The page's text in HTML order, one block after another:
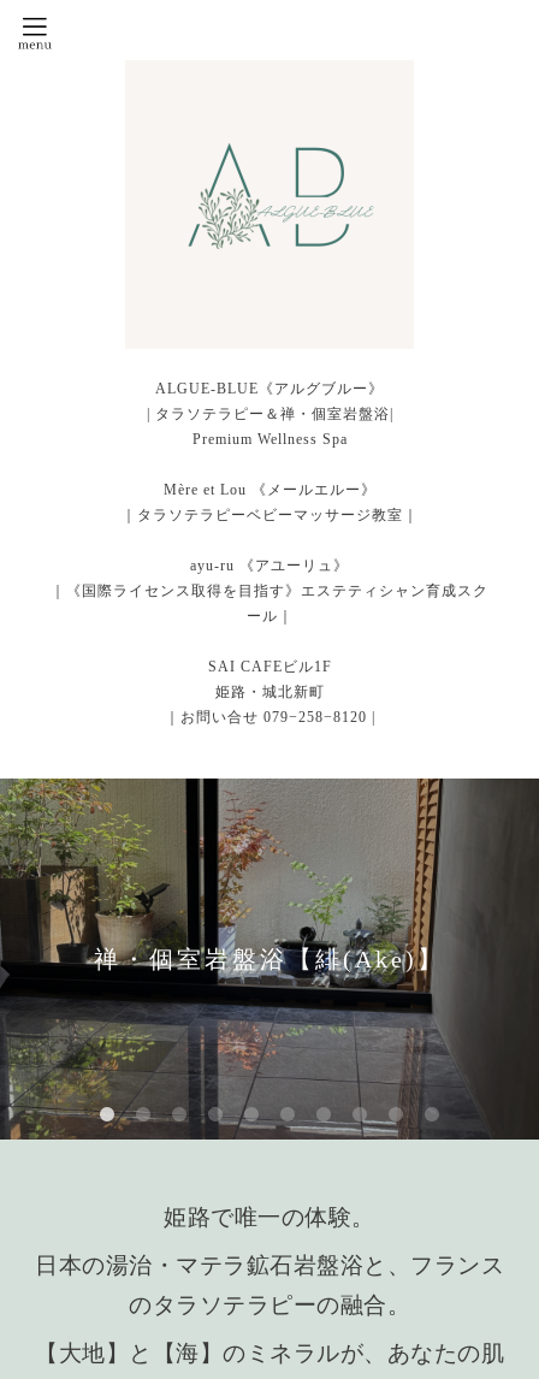
ALGUE-BLUE《アルグブルー》
| タラソテラピー＆禅・個室岩盤浴|
Premium Wellness Spa
Mère et Lou 《メールエルー》
｜タラソテラピーベビーマッサージ教室｜
ayu-ru 《アユーリュ》
｜《国際ライセンス取得を目指す》エステティシャン育成スク
ール｜
SAI CAFEビル1F
姫路・城北新町
｜お問い合せ 079−258−8120 |
禅・個室岩盤浴【緋(Ake)】
姫路で唯一の体験。
日本の湯治・マテラ鉱石岩盤浴と、フランス
のタラソテラピーの融合。
【大地】と【海】のミネラルが、あなたの肌